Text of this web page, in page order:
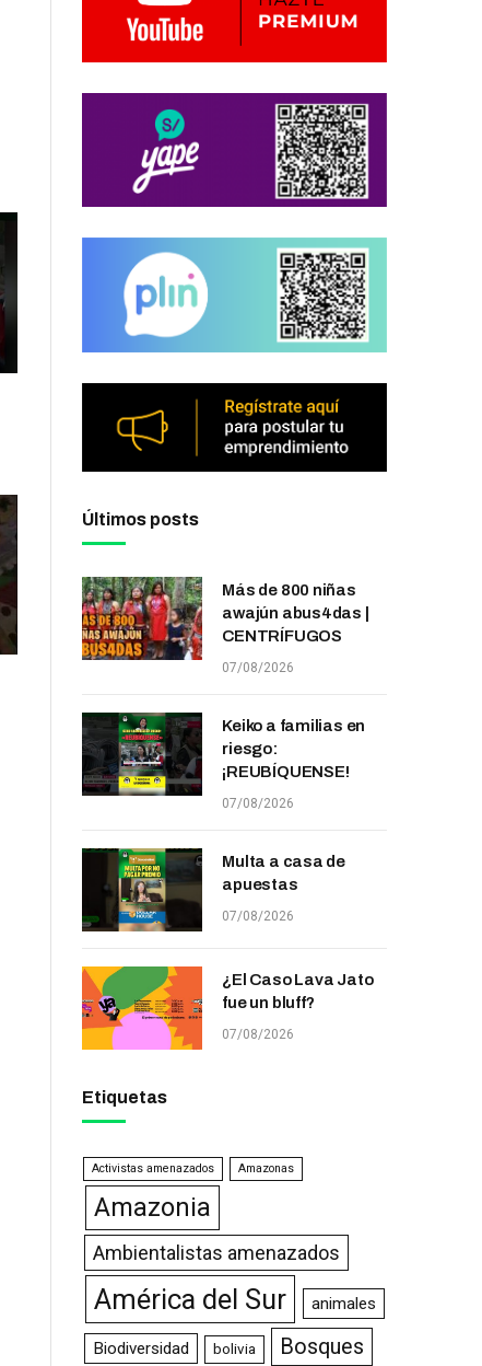
Últimos posts
Más de 800 niñas
awajún abus4das |
CENTRÍFUGOS
07/08/2026
Keiko a familias en
riesgo:
¡REUBÍQUENSE!
07/08/2026
Multa a casa de
apuestas
07/08/2026
¿El Caso Lava Jato
fue un bluff?
07/08/2026
Etiquetas
Activistas amenazados Amazonas
Amazonia
Ambientalistas amenazados
América del Sur animales
Biodiversidad bolivia Bosques